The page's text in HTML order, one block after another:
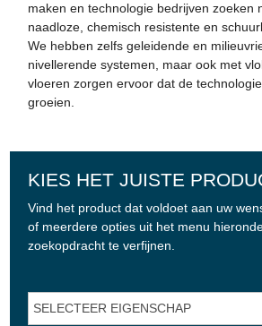
maken en technologie bedrijven zoeken
naadloze, chemisch resistente en
We hebben zelfs geleidende en
nivellerende systemen, maar ook met
vloeren zorgen ervoor dat de
groeien.
KIES HET JUISTE
Vind het product dat voldoet aan uw
of meerdere opties uit het menu
zoekopdracht te verfijnen.
SELECTEER EIGENSCHAP